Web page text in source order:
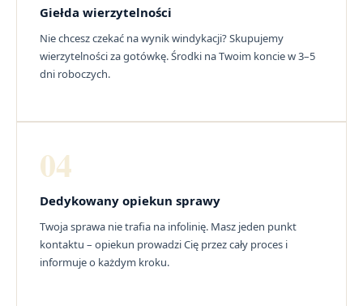
Giełda wierzytelności
Nie chcesz czekać na wynik windykacji? Skupujemy
wierzytelności za gotówkę. Środki na Twoim koncie w 3–5
dni roboczych.
04
Dedykowany opiekun sprawy
Twoja sprawa nie trafia na infolinię. Masz jeden punkt
kontaktu – opiekun prowadzi Cię przez cały proces i
informuje o każdym kroku.